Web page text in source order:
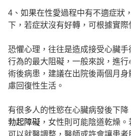
4、如果在性愛過程中有不適症狀
下，若症狀沒有好轉，可根據實際
恐懼心理，往往是造成接受心臟
行為的最大阻礙，一般來說，進
術後病患，建議在出院後兩個月
慮回復性生活。
有很多人的性慾在心臟病發後下
勃起障礙 ，女性則可能陰道乾燥